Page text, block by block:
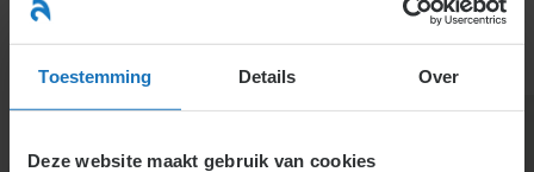
Toestemming Details Over
Deze website maakt gebruik van cookies
naar
inhoud